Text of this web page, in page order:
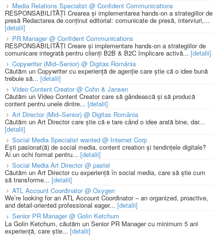
Media Relations Specialist @ Confident Communications
RESPONSABILITĂȚI Crearea și implementarea hands-on a strategiilor de
presă Redactarea de conținut editorial: comunicate de presă, interviuri,...
[detalii]
PR Manager @ Confident Communications
RESPONSABILITĂȚI Creare și implementare hands-on a strategiilor de
comunicare integrată pentru clienți B2B & B2C Implicare activă... [detalii]
Copywriter (Mid–Senior) @ Digitas România
Căutăm un Copywriter cu experiență de agenție care știe că o idee bună
trebuie să... [detalii]
Video Content Creator @ Cohn & Jansen
Căutăm un Video Content Creator care să gândească și să producă
content pentru unele dintre... [detalii]
Art Director (Mid–Senior) @ Digitas România
Căutăm un Art Director care știe că e tare când o idee arată bine, dar...
[detalii]
Social Media Specialist wanted @ Internet Corp
Ești pasionat(ă) de social media, content creation și tendințele digitale?
Ai un ochi format pentru... [detalii]
Social Media Art Director @ pastel
Căutăm un Art Director cu experiență în social media, care să știe cum
să transforme... [detalii]
ATL Account Coordinator @ Oxygen
We’re looking for an ATL Account Coordinator – an organized, proactive,
and detail-oriented professional eager... [detalii]
Senior PR Manager @ Golin Ketchum
La Golin Ketchum, căutăm un Senior PR Manager cu minimum 5 ani
experiență, care știe... [detalii]